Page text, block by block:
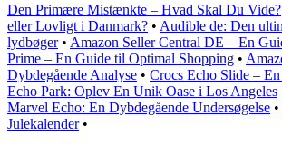
Den Primære Mistænkte – Hvad Skal Du Vide?
eller Lovligt i Danmark? • Audible de: Den
lydbøger• Amazon Seller Central DE – En
Prime – En Guide til Optimal Shopping •
Dybdegående Analyse • Crocs Echo Slide –
Echo Park: Oplev En Unik Oase i Los Angeles
Marvel Echo: En Dybdegående Undersøgelse •
Julekalender•